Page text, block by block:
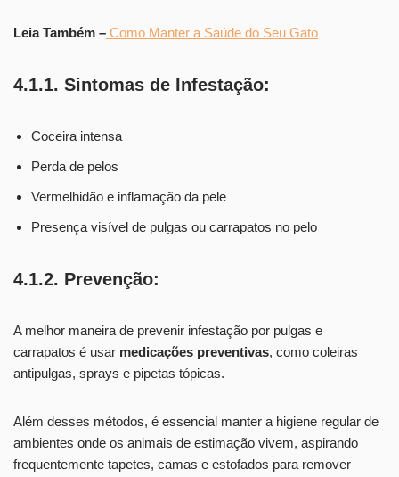
Leia Também – Como Manter a Saúde do Seu Gato
4.1.1. Sintomas de Infestação:
Coceira intensa
Perda de pelos
Vermelhidão e inflamação da pele
Presença visível de pulgas ou carrapatos no pelo
4.1.2. Prevenção:
A melhor maneira de prevenir infestação por pulgas e
carrapatos é usar medicações preventivas, como coleiras
antipulgas, sprays e pipetas tópicas.
Além desses métodos, é essencial manter a higiene regular de
ambientes onde os animais de estimação vivem, aspirando
frequentemente tapetes, camas e estofados para remover